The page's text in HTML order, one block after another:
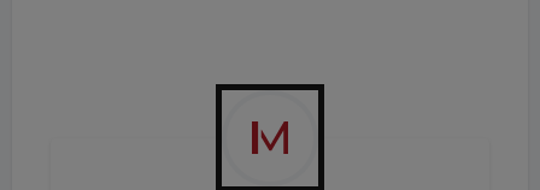
Bruno Schwendinger.